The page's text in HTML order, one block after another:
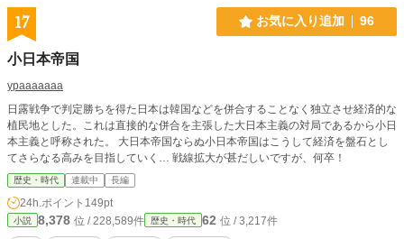
17 お気に入り追加 96
小日本帝国
ypaaaaaaa
日露戦争で判定勝ちを得た日本は韓国などを併合することなく独立させ経済的な
植民地とした。これは直接的な併合を主張した大日本主義の対局であるから小日
本主義と呼称された。 大日本帝国ならぬ小日本帝国はこうして経済を盤石とし
てさらなる高みを目指していく… 戦線拡大が甚だしいですが、何卒！
歴史・時代 連載中 長編
24h.ポイント 149pt
小説 8,378 位 / 228,589件 歴史・時代 62 位 / 3,217件